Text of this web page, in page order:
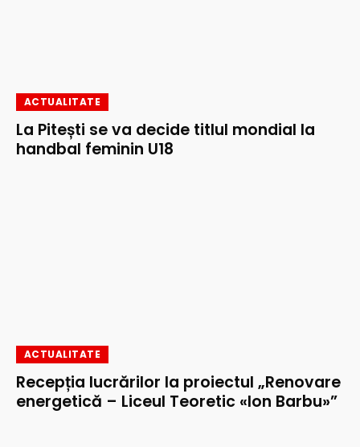
ACTUALITATE
La Pitești se va decide titlul mondial la
handbal feminin U18
ACTUALITATE
Recepția lucrărilor la proiectul „Renovare
energetică – Liceul Teoretic «Ion Barbu»”